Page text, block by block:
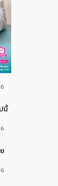
นี้